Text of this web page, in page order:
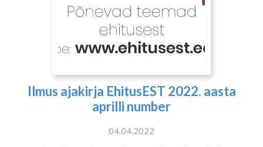
Ilmus ajakirja EhitusEST 2022. aasta
aprilli number
04.04.2022